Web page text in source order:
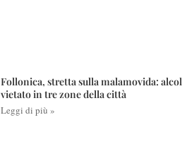
Follonica, stretta sulla malamovida: alcol
vietato in tre zone della città
Leggi di più »